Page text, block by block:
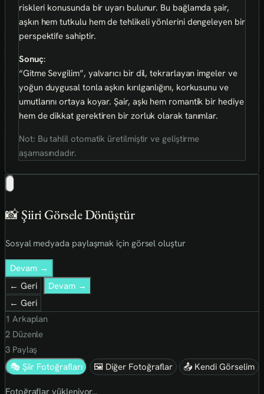
riskleri konusunda bir uyarı bulunur. Bu bağlamda şair,
aşkın hem tutkulu hem de tehlikeli yönlerini dengeleyen bir
perspektife sahiptir.
Sonuç:
“Gitme Sevgilim”, yalvarıcı bir dil, tekrarlayan imgeler ve
yoğun duygusal tonla aşkın kırılganlığını, korkusunu ve
umutlarını ortaya koyar. Şair, aşkı hem romantik bir hediye
hem de dikkat gerektiren bir zorluk olarak tanımlar.
Not: Bu tahlil otomatik üretilmiştir ve geliştirme
aşamasındadır.
📸 Şiiri Görsele Dönüştür
Sosyal medyada paylaşmak için görsel oluştur
Devam →
← Geri
Devam →
← Geri
1 Arkaplan
2Düzenle
3Paylaş
🎭 Şiir Fotoğrafları
🖼 Diğer Fotoğraflar 📤 Kendi Görselim